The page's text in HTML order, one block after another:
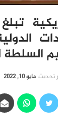
السلطة
تحديث مايو 10, 2022